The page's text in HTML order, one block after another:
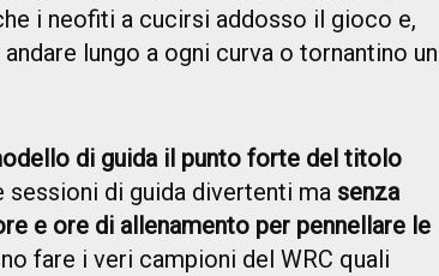
i neofiti a cucirsi addosso il gioco e,
lungo a ogni curva o tornantino un
di guida il punto forte del titolo
sessioni di guida divertenti ma senza
e ore di allenamento per pennellare le
fare i veri campioni del WRC quali